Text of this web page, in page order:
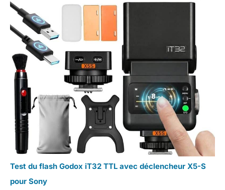
Test du flash Godox iT32 TTL avec déclencheur X5-S
pour Sony